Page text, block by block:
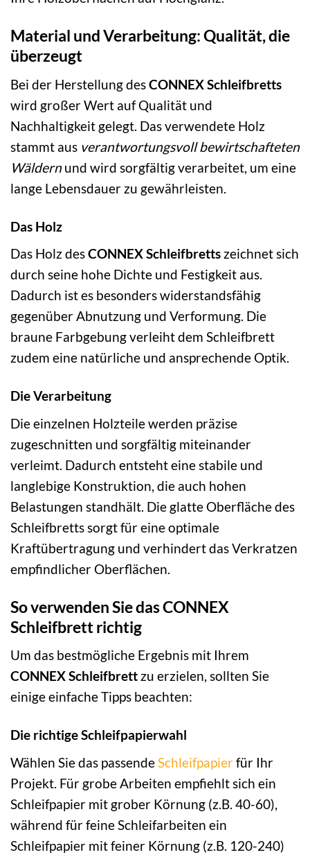
Material und Verarbeitung: Qualität, die
überzeugt
Bei der Herstellung desCONNEX Schleifbretts
wird großer Wert auf Qualität und
Nachhaltigkeit gelegt. Das verwendete Holz
stammt aus verantwortungsvoll bewirtschafteten
Wäldernund wird sorgfältig verarbeitet, um eine
lange Lebensdauer zu gewährleisten.
Das Holz
Das Holz desCONNEX Schleifbretts zeichnet sich
durch seine hohe Dichte und Festigkeit aus.
Dadurch ist es besonders widerstandsfähig
gegenüber Abnutzung und Verformung. Die
braune Farbgebung verleiht dem Schleifbrett
zudem eine natürliche und ansprechende Optik.
Die Verarbeitung
Die einzelnen Holzteile werden präzise
zugeschnitten und sorgfältig miteinander
verleimt. Dadurch entsteht eine stabile und
langlebige Konstruktion, die auch hohen
Belastungen standhält. Die glatte Oberfläche des
Schleifbretts sorgt für eine optimale
Kraftübertragung und verhindert das Verkratzen
empfindlicher Oberflächen.
So verwenden Sie das CONNEX
Schleifbrett richtig
Um das bestmögliche Ergebnis mit Ihrem
CONNEX Schleifbrett zu erzielen, sollten Sie
einige einfache Tipps beachten:
Die richtige Schleifpapierwahl
Wählen Sie das passendeSchleifpapierfür Ihr
Projekt. Für grobe Arbeiten empfiehlt sich ein
Schleifpapier mit grober Körnung (z.B. 40-60),
während für feine Schleifarbeiten ein
Schleifpapier mit feiner Körnung (z.B. 120-240)